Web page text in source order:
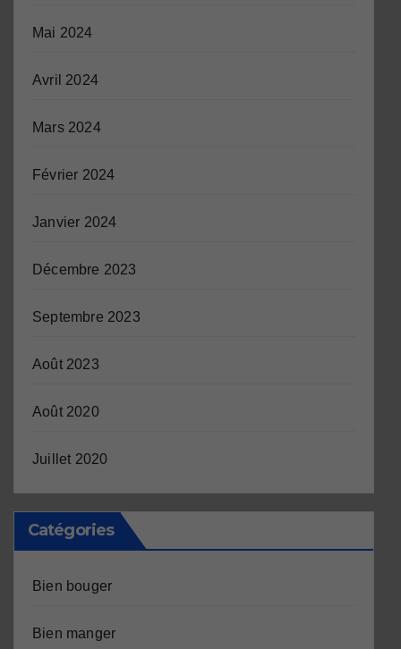
Mai 2024
Avril 2024
Mars 2024
Février 2024
Janvier 2024
Décembre 2023
Septembre 2023
Août 2023
Août 2020
Juillet 2020
Catégories
Bien bouger
Bien manger